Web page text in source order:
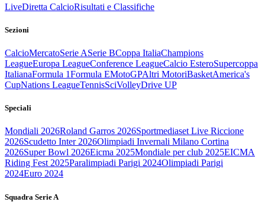
LiveDiretta CalcioRisultati e Classifiche
Sezioni
CalcioMercatoSerie ASerie BCoppa ItaliaChampions
LeagueEuropa LeagueConference LeagueCalcio EsteroSupercoppa
ItalianaFormula 1Formula EMotoGPAltri MotoriBasketAmerica's
CupNations LeagueTennisSciVolleyDrive UP
Speciali
Mondiali 2026Roland Garros 2026Sportmediaset Live Riccione
2026Scudetto Inter 2026Olimpiadi Invernali Milano Cortina
2026Super Bowl 2026Eicma 2025Mondiale per club 2025EICMA
Riding Fest 2025Paralimpiadi Parigi 2024Olimpiadi Parigi
2024Euro 2024
Squadra Serie A